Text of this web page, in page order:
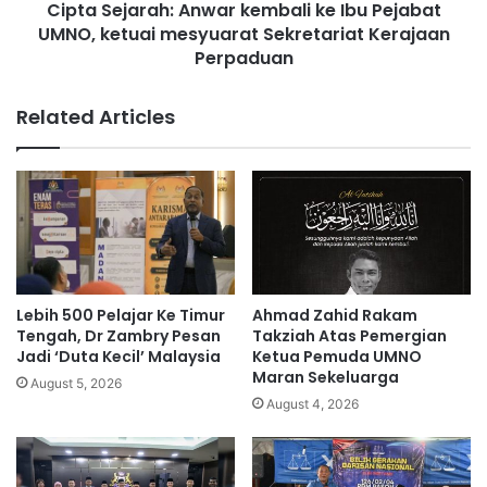
n
w
a
k
m
b
a
l
k
b
Cipta Sejarah: Anwar kembali ke Ibu Pejabat
UMNO, ketuai mesyuarat Sekretariat Kerajaan
Perpaduan
Related Articles
Lebih 500 Pelajar Ke Timur
Tengah, Dr Zambry Pesan
Jadi ‘Duta Kecil’ Malaysia
August 5, 2026
Ahmad Zahid Rakam
Takziah Atas Pemergian
Ketua Pemuda UMNO
Maran Sekeluarga
August 4, 2026